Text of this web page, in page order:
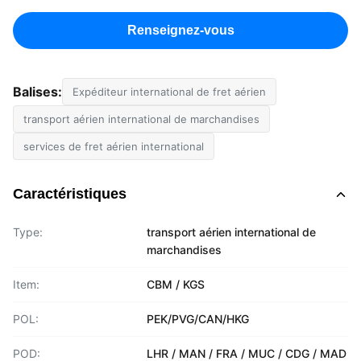
Renseignez-vous
Balises: Expéditeur international de fret aérien
transport aérien international de marchandises
services de fret aérien international
Caractéristiques
Type:
transport aérien international de
marchandises
Item: CBM / KGS
POL: PEK/PVG/CAN/HKG
POD:
LHR / MAN / FRA / MUC / CDG / MAD